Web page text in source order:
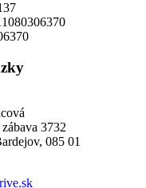
3732
085 01